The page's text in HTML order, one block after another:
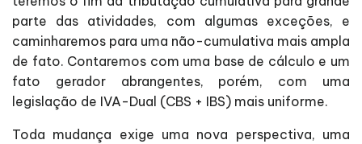
parte das atividades, com algumas exceções, e
caminharemos para uma não-cumulativa mais ampla
de fato. Contaremos com uma base de cálculo e um
fato gerador abrangentes, porém, com uma
legislação de IVA-Dual (CBS + IBS) mais uniforme.
Toda mudança exige uma nova perspectiva, uma